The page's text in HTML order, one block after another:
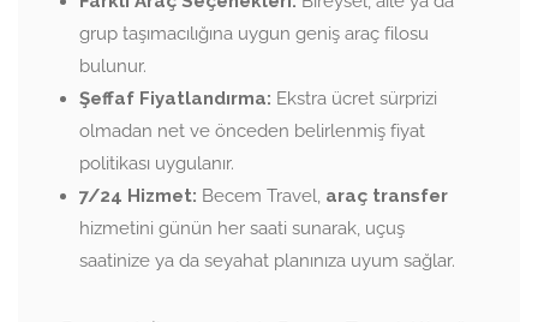
grup taşımacılığına uygun geniş araç filosu
bulunur.
Şeffaf Fiyatlandırma: Ekstra ücret sürprizi
olmadan net ve önceden belirlenmiş fiyat
politikası uygulanır.
7/24 Hizmet: Becem Travel, araç transfer
hizmetini günün her saati sunarak, uçuş
saatinize ya da seyahat planınıza uyum sağlar.